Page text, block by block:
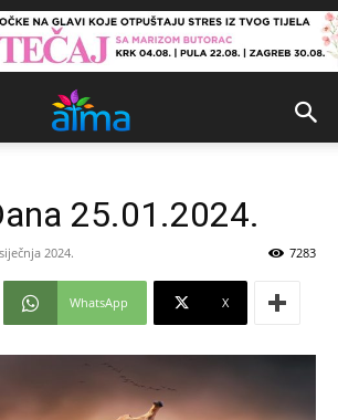
25.01.2024.
2024. 7283
WhatsApp X